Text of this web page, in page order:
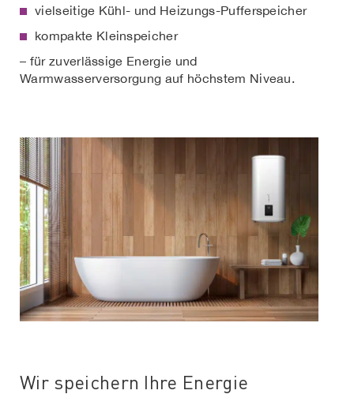
vielseitige Kühl- und Heizungs-Pufferspeicher
kompakte Kleinspeicher
– für zuverlässige Energie und
Warmwasserversorgung auf höchstem Niveau.
Wir speichern Ihre Energie